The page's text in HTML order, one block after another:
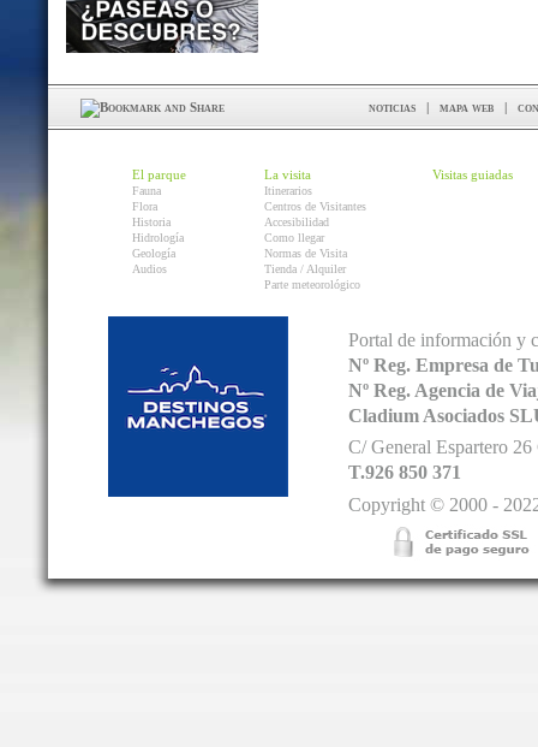
noticias | mapa web |
El parque
Fauna
Flora
Historia
Hidrología
Geología
Audios
La visita
Itinerarios
Centros de Visitantes
Accesibilidad
Como llegar
Normas de Visita
Tienda / Alquiler
Parte meteorológico
Visitas guiadas
Portal de información y
Nº Reg. Empresa de
Nº Reg. Agencia de
Cladium Asociados
C/ General Espartero
T.926 850 371
Copyright © 2000 -